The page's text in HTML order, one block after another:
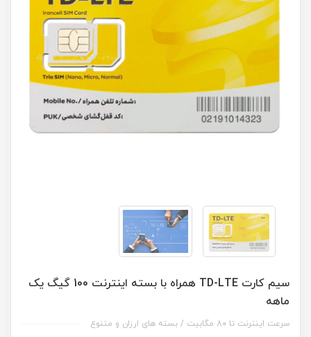
سیم کارت TD-LTE همراه با بسته اینترنت 100 گیگ یک
ماهه
سرعت اینترنت تا 80 مگابیت / بسته های ارزان و متنوع